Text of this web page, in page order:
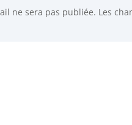
ne sera pas publiée. Les